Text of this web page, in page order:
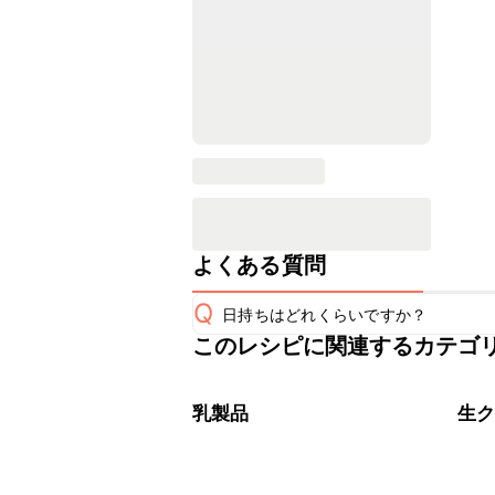
よくある質問
Q 日持ちはどれくらいですか？
保存期間は冷蔵で翌日中が目安です
※日持ちは目安です。
このレシピに関連するカテゴ
乳製品 生